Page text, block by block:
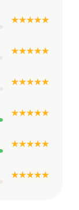
★ ★ ★ ★ ★
★ ★ ★ ★ ★
★ ★ ★ ★ ★
★ ★ ★ ★ ★
★ ★ ★ ★ ★
★ ★ ★ ★ ★